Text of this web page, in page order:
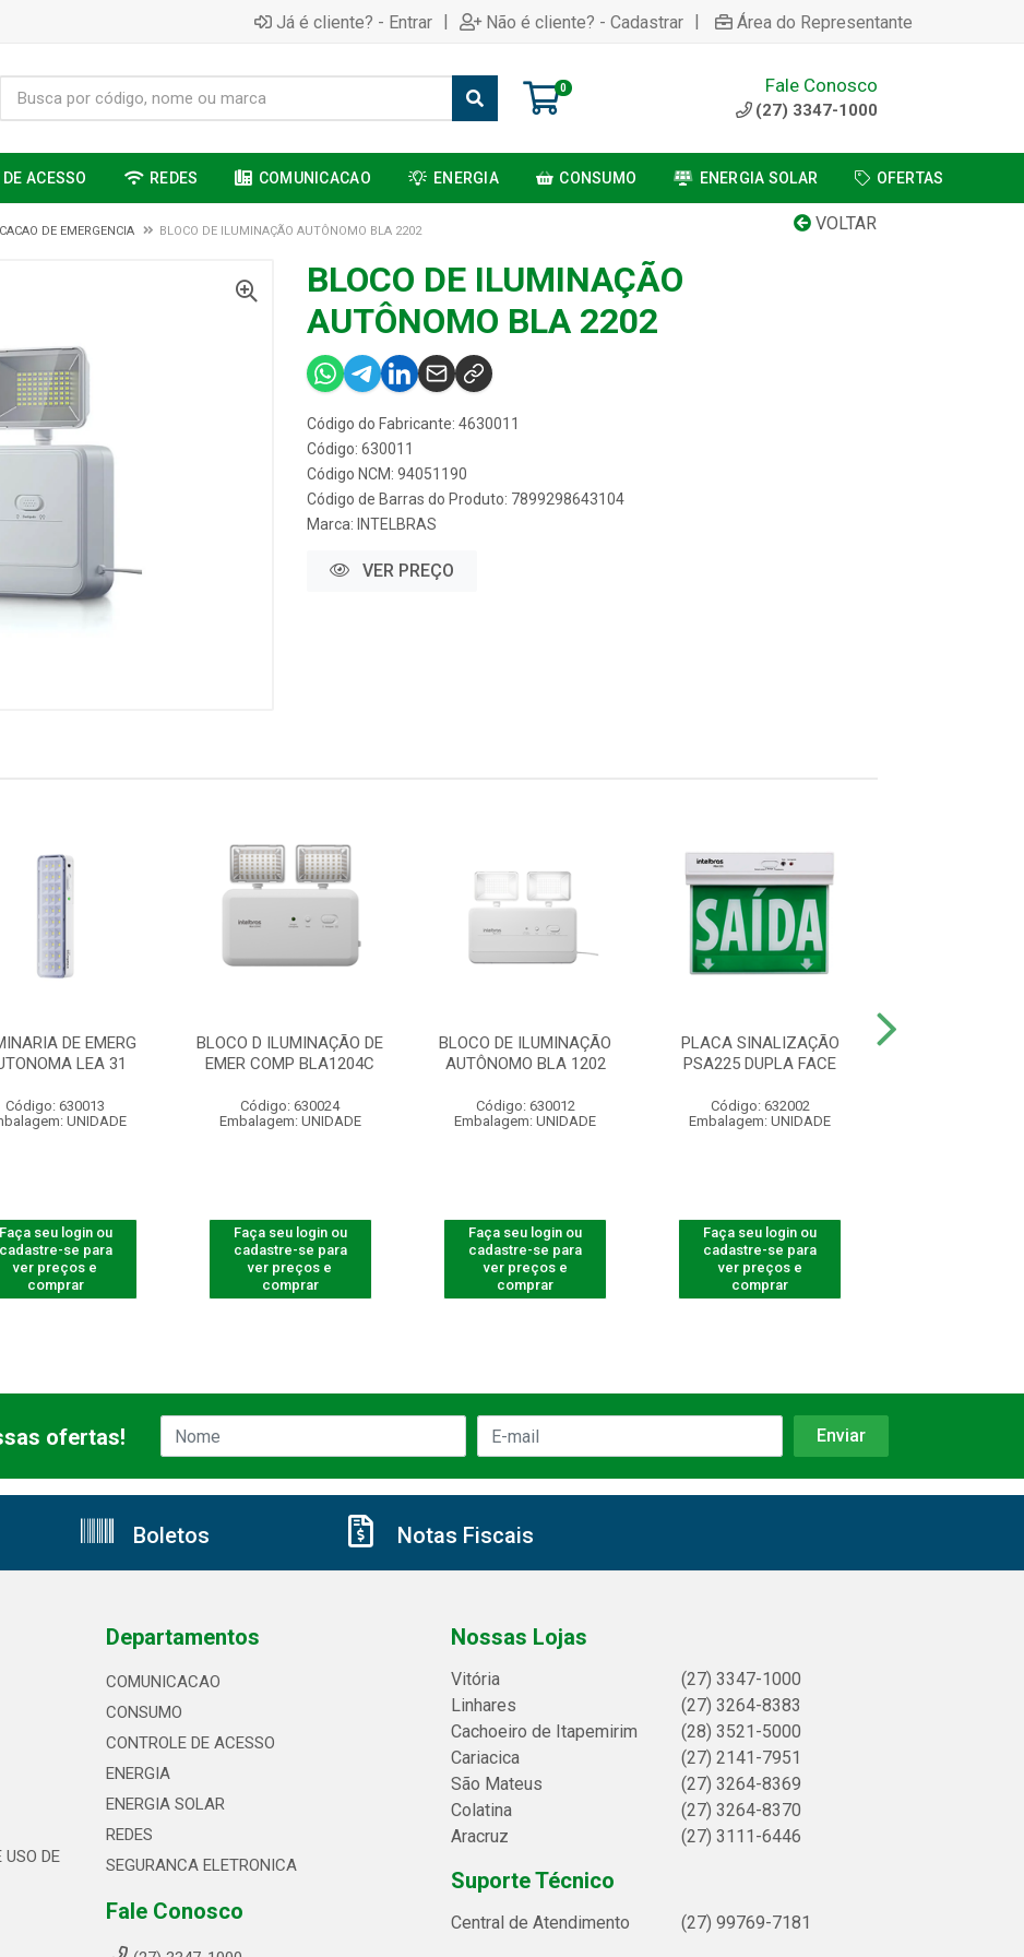
Já é cliente? - Entrar | Não é cliente? - Cadastrar | Área do Representante
0 Fale Conosco
(27) 3347-1000
ACESSO REDES COMUNICACAO ENERGIA CONSUMO ENERGIA SOLAR OFERTAS
VOLTAR
DE EMERGENCIA BLOCO DE ILUMINAÇÃO AUTÔNOMO BLA 2202
BLOCO DE ILUMINAÇÃO
AUTÔNOMO BLA 2202
Código do Fabricante: 4630011
Código: 630011
Código NCM: 94051190
Código de Barras do Produto: 7899298643104
Marca: INTELBRAS
VER PREÇO
DE EMERG
LEA 31
Código: 630013
UNIDADE
Faça seu login ou
cadastre-se para
ver preços e
comprar
BLOCO D ILUMINAÇÃO DE
EMER COMP BLA1204C
Código: 630024
Embalagem: UNIDADE
Faça seu login ou
cadastre-se para
ver preços e
comprar
BLOCO DE ILUMINAÇÃO
AUTÔNOMO BLA 1202
Código: 630012
Embalagem: UNIDADE
Faça seu login ou
cadastre-se para
ver preços e
comprar
PLACA SINALIZAÇÃO
PSA225 DUPLA FACE
Código: 632002
Embalagem: UNIDADE
Faça seu login ou
cadastre-se para
ver preços e
comprar
ofertas!
Boletos Notas Fiscais
USO DE
Departamentos
COMUNICACAO
CONSUMO
CONTROLE DE ACESSO
ENERGIA
ENERGIA SOLAR
REDES
SEGURANCA ELETRONICA
Fale Conosco
Nossas Lojas
Vitória
(27) 3347-1000
Linhares
(27) 3264-8383
Cachoeiro de Itapemirim
(28) 3521-5000
Cariacica
(27) 2141-7951
São Mateus
(27) 3264-8369
Colatina
(27) 3264-8370
Aracruz
(27) 3111-6446
Suporte Técnico
Central de Atendimento (27) 99769-7181